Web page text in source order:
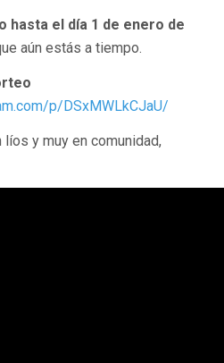
hasta el día 1 de enero de
aún estás a tiempo.
p/DSxMWLkCJaU/
y muy en comunidad,